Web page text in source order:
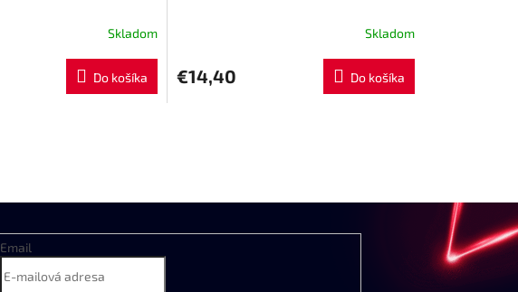
Skladom
Do košíka
Skladom
€14,40 Do košíka
Email